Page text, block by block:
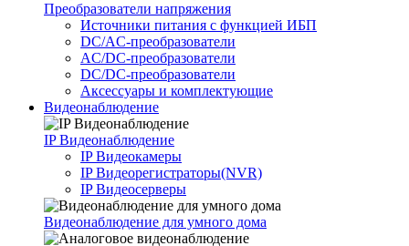
Преобразователи напряжения
Источники питания c функцией ИБП
DC/AC-преобразователи
AC/DC-преобразователи
DC/DC-преобразователи
Аксессуары и комплектующие
Видеонаблюдение
IP Видеонаблюдение
IP Видеокамеры
IP Видеорегистраторы(NVR)
IP Видеосерверы
Видеонаблюдение для умного дома